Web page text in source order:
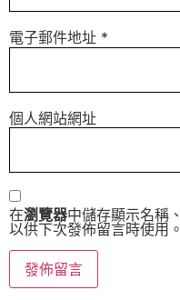
電子郵件地址 *
個人網站網址
在瀏覽器中儲存顯示名稱
以供下次發佈留言時使用。